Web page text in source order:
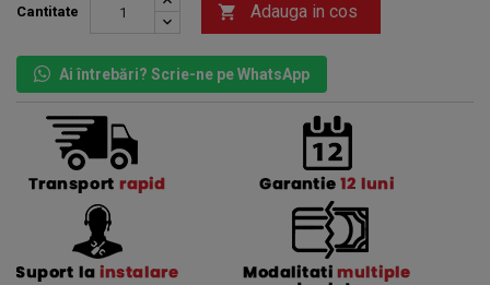
Cantitate  Adauga in cos
Ai întrebări? Scrie-ne pe WhatsApp